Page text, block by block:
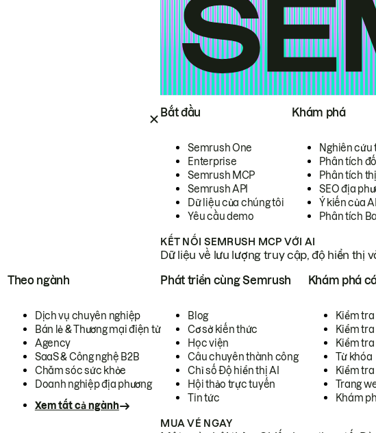
Bắt đầu
Semrush One
Enterprise
Semrush MCP
Semrush API
Dữ liệu của chúng tôi
Yêu cầu demo
Khám phá
Nghiên cứu
Phân tích
Phân tích
SEO địa
Ý kiến của
Phân tích
KẾT NỐI SEMRUSH MCP VỚI AI
Dữ liệu về lưu lượng truy cập, độ hiển thị
Theo ngành
Dịch vụ chuyên nghiệp
Bán lẻ & Thương mại điện tử
Agency
SaaS & Công nghệ B2B
Chăm sóc sức khỏe
Doanh nghiệp địa phương
Xem tất cả ngành
Phát triển cùng Semrush
Blog
Cơ sở kiến thức
Học viện
Câu chuyên thành công
Chỉ số Độ hiển thị AI
Hội thảo trực tuyến
Tin tức
Khám phá
Kiểm
Kiểm tra
Kiểm
Từ khóa
Kiểm
Trang
Khám
MUA VÉ NGAY